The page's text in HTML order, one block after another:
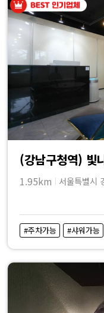
(강남구청역) 빛
1.95km 서울특별시
#주차가능 #샤워가능